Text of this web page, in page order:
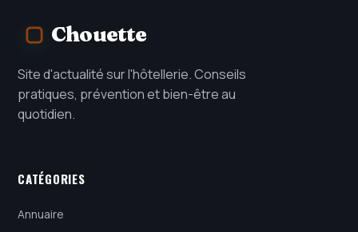
Chouette
Site d'actualité sur l'hôtellerie. Conseils
pratiques, prévention et bien-être au
quotidien.
CATÉGORIES
Annuaire